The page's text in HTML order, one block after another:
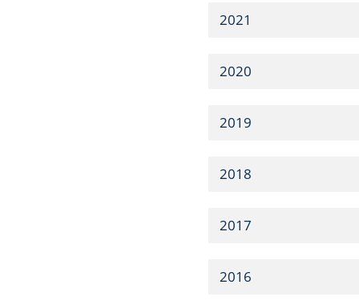
2021
2020
2019
2018
2017
2016